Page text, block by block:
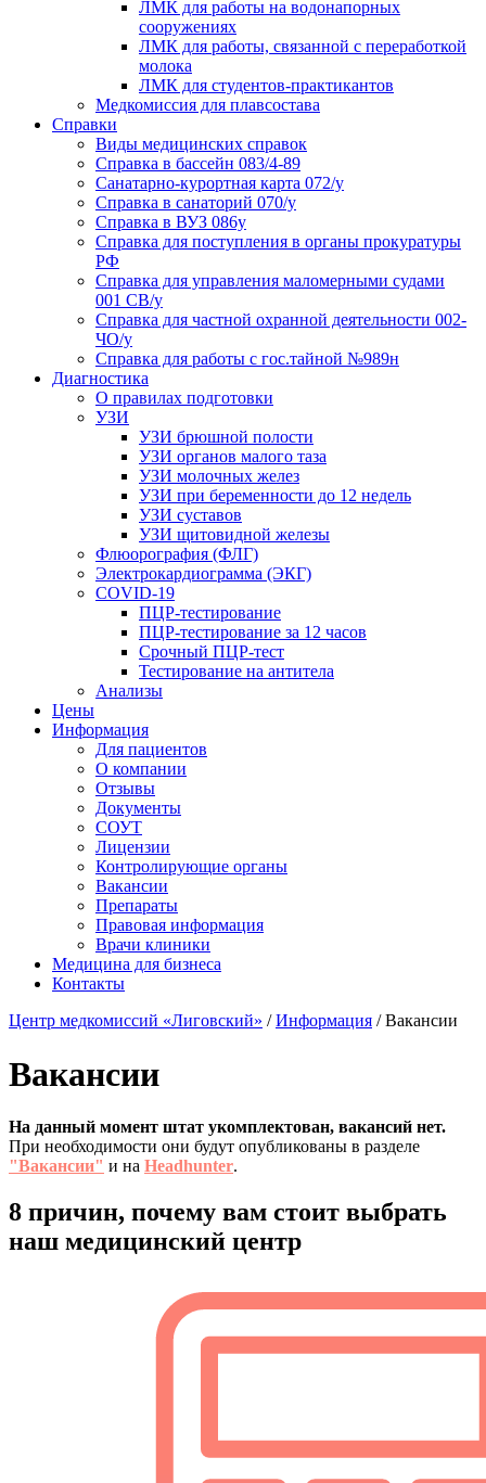
ЛМК для работы на водонапорных
сооружениях
ЛМК для работы, связанной с переработкой
молока
ЛМК для студентов-практикантов
Медкомиссия для плавсостава
Справки
Виды медицинских справок
Справка в бассейн 083/4-89
Санатарно-курортная карта 072/у
Справка в санаторий 070/у
Справка в ВУЗ 086у
Справка для поступления в органы прокуратуры
РФ
Справка для управления маломерными судами
001 СВ/у
Справка для частной охранной деятельности 002-
ЧО/у
Справка для работы с гос.тайной №989н
Диагностика
О правилах подготовки
УЗИ
УЗИ брюшной полости
УЗИ органов малого таза
УЗИ молочных желез
УЗИ при беременности до 12 недель
УЗИ суставов
УЗИ щитовидной железы
Флюорография (ФЛГ)
Электрокардиограмма (ЭКГ)
COVID-19
ПЦР-тестирование
ПЦР-тестирование за 12 часов
Срочный ПЦР-тест
Тестирование на антитела
Анализы
Цены
Информация
Для пациентов
О компании
Отзывы
Документы
СОУТ
Лицензии
Контролирующие органы
Вакансии
Препараты
Правовая информация
Врачи клиники
Медицина для бизнеса
Контакты
Центр медкомиссий «Лиговский» /Информация /Вакансии
Вакансии
На данный момент штат укомплектован, вакансий нет.
При необходимости они будут опубликованы в разделе
"Вакансии" и на Headhunter.
8 причин, почему вам стоит выбрать
наш медицинский центр